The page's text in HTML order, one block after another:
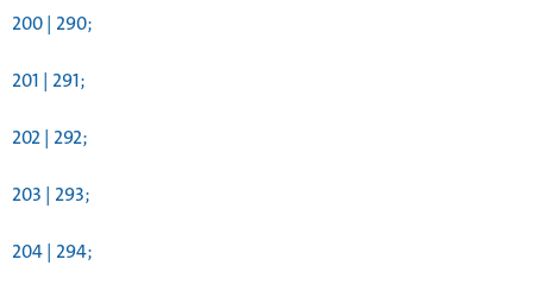
200 | 290;
201 | 291;
202 | 292;
203 | 293;
204 | 294;